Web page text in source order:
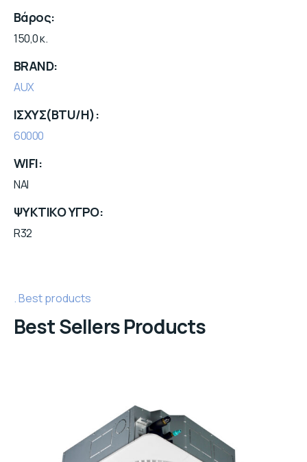
Βάρος
150,0 κ.
BRAND
AUX
ΙΣΧΥΣ(BTU/H)
60000
WIFI
NAI
ΨΥΚΤΙΚΟ ΥΓΡΟ
R32
Best products
Best Sellers Products